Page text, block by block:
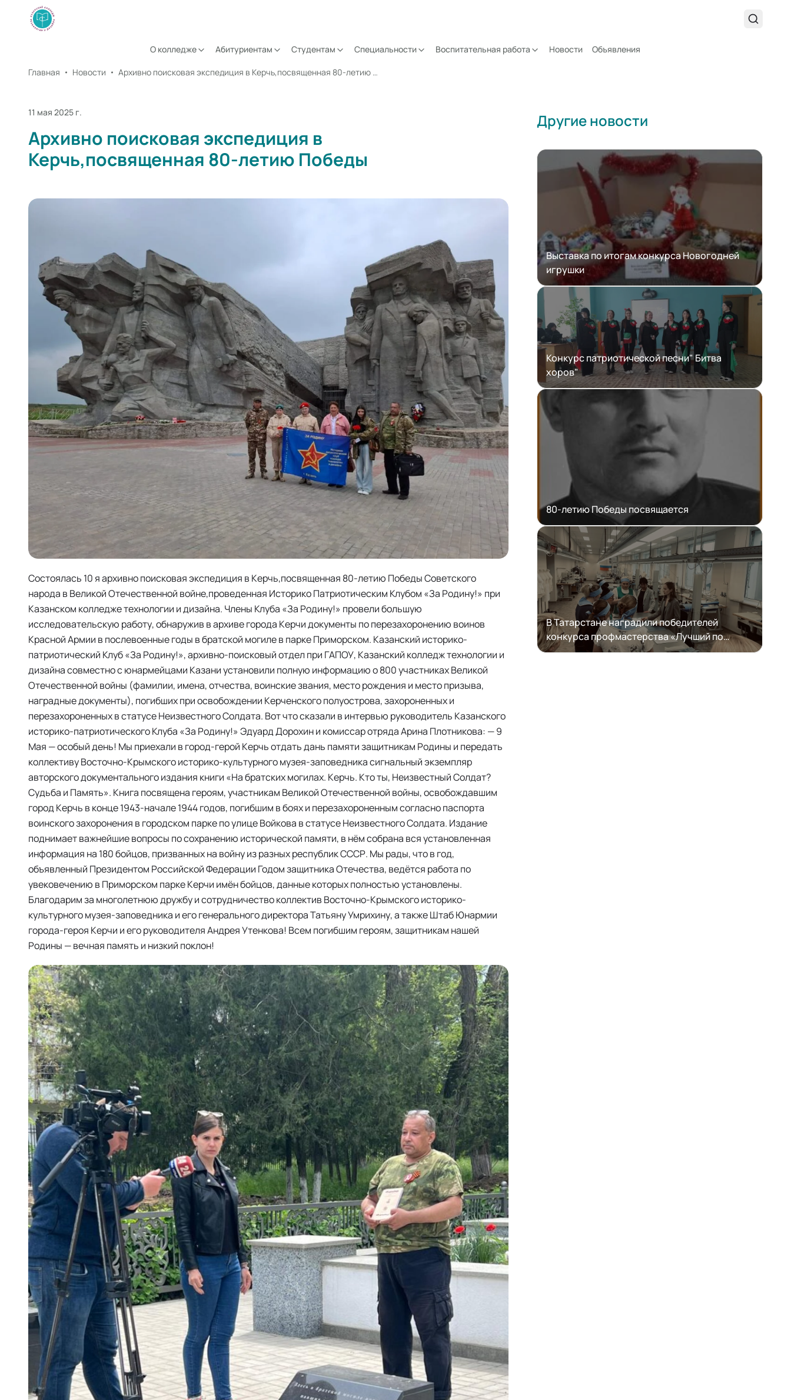
О колледже Абитуриентам Студентам Специальности Воспитательная работа Новости Объявления
Главная Новости Архивно поисковая экспедиция в Керчь,посвященная 80-летию Победы
11 мая 2025 г.
Архивно поисковая экспедиция в
Керчь,посвященная 80-летию Победы
Состоялась 10 я архивно поисковая экспедиция в Керчь,посвященная 80-летию Победы Советского
народа в Великой Отечественной войне,проведенная Историко Патриотическим Клубом «За Родину!» при
Казанском колледже технологии и дизайна. Члены Клуба «За Родину!» провели большую
исследовательскую работу, обнаружив в архиве города Керчи документы по перезахоронению воинов
Красной Армии в послевоенные годы в братской могиле в парке Приморском. Казанский историко-
патриотический Клуб «За Родину!», архивно-поисковый отдел при ГАПОУ, Казанский колледж технологии и
дизайна совместно с юнармейцами Казани установили полную информацию о 800 участниках Великой
Отечественной войны (фамилии, имена, отчества, воинские звания, место рождения и место призыва,
наградные документы), погибших при освобождении Керченского полуострова, захороненных и
перезахороненных в статусе Неизвестного Солдата. Вот что сказали в интервью руководитель Казанского
историко-патриотического Клуба «За Родину!» Эдуард Дорохин и комиссар отряда Арина Плотникова: — 9
Мая — особый день! Мы приехали в город-герой Керчь отдать дань памяти защитникам Родины и передать
коллективу Восточно-Крымского историко-культурного музея-заповедника сигнальный экземпляр
авторского документального издания книги «На братских могилах. Керчь. Кто ты, Неизвестный Солдат?
Судьба и Память». Книга посвящена героям, участникам Великой Отечественной войны, освобождавшим
город Керчь в конце 1943-начале 1944 годов, погибшим в боях и перезахороненным согласно паспорта
воинского захоронения в городском парке по улице Войкова в статусе Неизвестного Солдата. Издание
поднимает важнейшие вопросы по сохранению исторической памяти, в нём собрана вся установленная
информация на 180 бойцов, призванных на войну из разных республик СССР. Мы рады, что в год,
объявленный Президентом Российской Федерации Годом защитника Отечества, ведётся работа по
увековечению в Приморском парке Керчи имён бойцов, данные которых полностью установлены.
Благодарим за многолетнюю дружбу и сотрудничество коллектив Восточно-Крымского историко-
культурного музея-заповедника и его генерального директора Татьяну Умрихину, а также Штаб Юнармии
города-героя Керчи и его руководителя Андрея Утенкова! Всем погибшим героям, защитникам нашей
Родины — вечная память и низкий поклон!
Другие новости
Выставка по итогам конкурса Новогодней
игрушки
Конкурс патриотической песни" Битва
хоров"
80-летию Победы посвящается
В Татарстане наградили победителей
конкурса профмастерства «Лучший по
профессии» по номинации «Швея»